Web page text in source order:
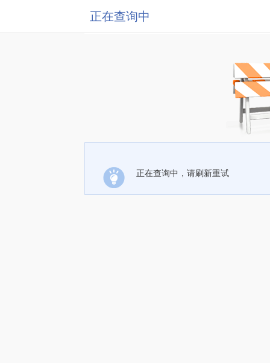
正在查询中
正在查询中，请刷新重试